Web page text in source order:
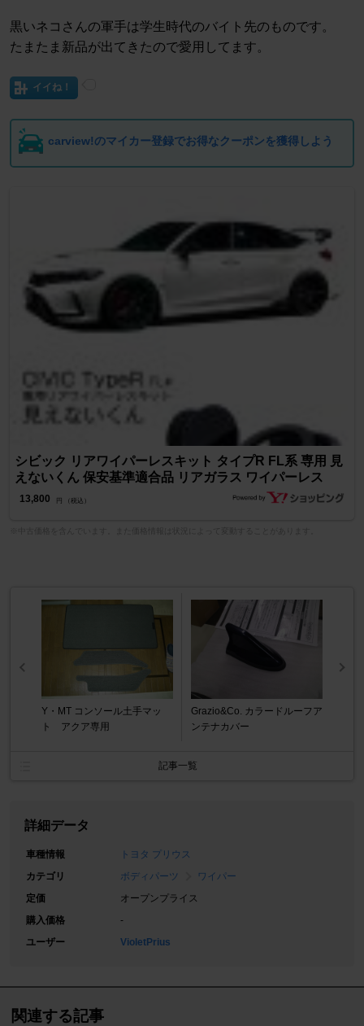
黒いネコさんの軍手は学生時代のバイト先のものです。
たまたま新品が出てきたので愛用してます。
イイね！
carview!のマイカー登録でお得なクーポンを獲得しよう
シビック リアワイパーレスキット タイプR FL系 専用 見
えないくん 保安基準適合品 リアガラス ワイパーレス
13,800 円 （税込）
Y・MT コンソール土手マッ
ト アクア専用
Grazio&Co. カラードルーフア
ンテナカバー
記事一覧
詳細データ
車種情報
トヨタ プリウス
カテゴリ
ボディパーツ
ワイパー
定価
オープンプライス
購入価格
-
ユーザー
VioletPrius
関連する記事